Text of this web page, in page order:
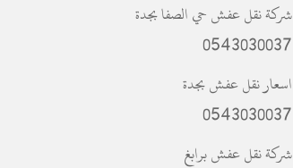
شركة نقل عفش حي الصفا بجدة
0543030037
اسعار نقل عفش بجدة
0543030037
شركة نقل عفش برابغ